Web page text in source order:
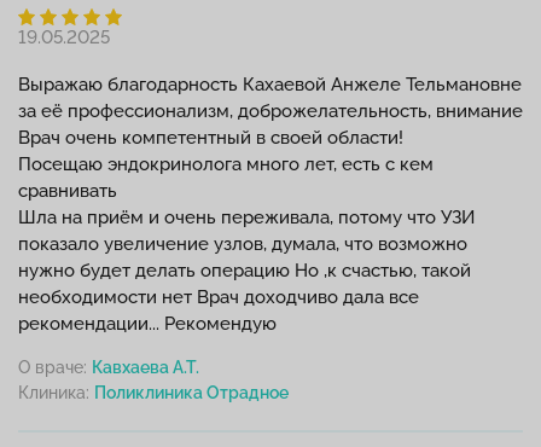
19.05.2025
Выражаю благодарность Кахаевой Анжеле Тельмановне
за её профессионализм, доброжелательность, внимание
Врач очень компетентный в своей области!
Посещаю эндокринолога много лет, есть с кем
сравнивать
Шла на приём и очень переживала, потому что УЗИ
показало увеличение узлов, думала, что возможно
нужно будет делать операцию Но ,к счастью, такой
необходимости нет Врач доходчиво дала все
рекомендации... Рекомендую
О враче: Кавхаева А.Т.
Клиника: